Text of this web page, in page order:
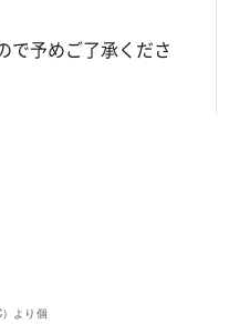
で予めご了承くださ
より個